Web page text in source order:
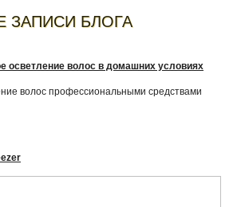
ЗАПИСИ БЛОГА
осветление волос в домашних условиях
волос профессиональными средствами